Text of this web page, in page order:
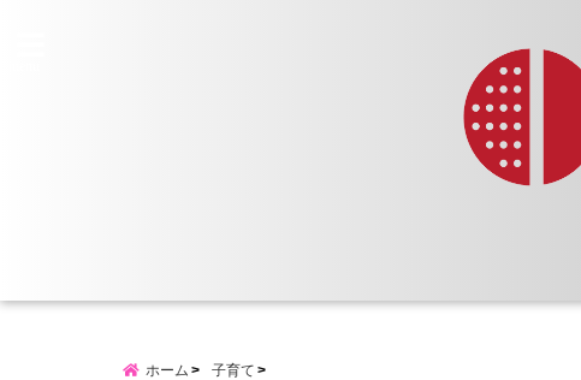
ホーム 子育て